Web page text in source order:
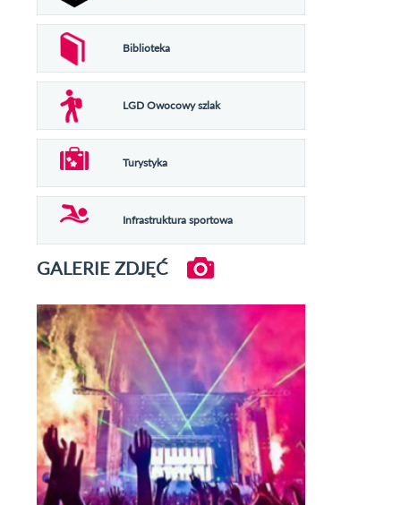
Biblioteka
LGD Owocowy szlak
Turystyka
Infrastruktura sportowa
GALERIE ZDJĘĆ